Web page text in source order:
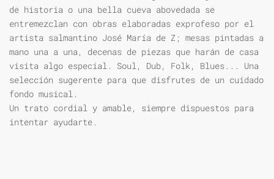
de historia o una bella cueva abovedada se
entremezclan con obras elaboradas exprofeso por el
artista salmantino José María de Z; mesas pintadas a
mano una a una, decenas de piezas que harán de casa
visita algo especial. Soul, Dub, Folk, Blues... Una
selección sugerente para que disfrutes de un cuidado
fondo musical.
Un trato cordial y amable, siempre dispuestos para
intentar ayudarte.